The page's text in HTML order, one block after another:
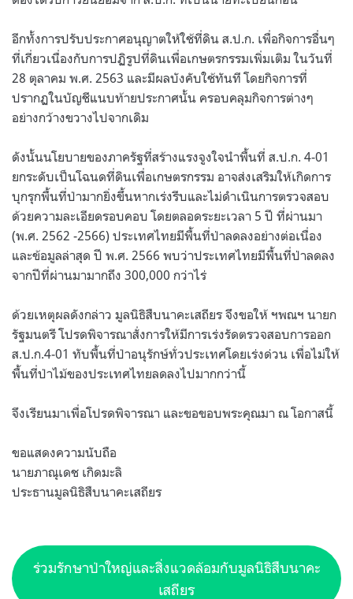
อีกทั้งการปรับประกาศอนุญาตให้ใช้ที่ดิน ส.ป.ก. เพื่อกิจการอื่นๆ
ที่เกี่ยวเนื่องกับการปฏิรูปที่ดินเพื่อเกษตรกรรมเพิ่มเติม ในวันที่
28 ตุลาคม พ.ศ. 2563 และมีผลบังคับใช้ทันที โดยกิจการที่
ปรากฏในบัญชีแนบท้ายประกาศนั้น ครอบคลุมกิจการต่างๆ
อย่างกว้างขวางไปจากเดิม
ดังนั้นนโยบายของภาครัฐที่สร้างแรงจูงใจนำพื้นที่ ส.ป.ก. 4-01
ยกระดับเป็นโฉนดที่ดินเพื่อเกษตรกรรม อาจส่งเสริมให้เกิดการ
บุกรุกพื้นที่ป่ามากยิ่งขึ้นหากเร่งรีบและไม่ดำเนินการตรวจสอบ
ด้วยความละเอียดรอบคอบ โดยตลอดระยะเวลา 5 ปี ที่ผ่านมา
(พ.ศ. 2562 -2566) ประเทศไทยมีพื้นที่ป่าลดลงอย่างต่อเนื่อง
และข้อมูลล่าสุด ปี พ.ศ. 2566 พบว่าประเทศไทยมีพื้นที่ป่าลดลง
จากปีที่ผ่านมามากถึง 300,000 กว่าไร่
ด้วยเหตุผลดังกล่าว มูลนิธิสืบนาคะเสถียร จึงขอให้ ฯพณฯ นายก
รัฐมนตรี โปรดพิจารณาสั่งการให้มีการเร่งรัดตรวจสอบการออก
ส.ป.ก.4-01 ทับพื้นที่ป่าอนุรักษ์ทั่วประเทศโดยเร่งด่วน เพื่อไม่ให้
พื้นที่ป่าไม้ของประเทศไทยลดลงไปมากกว่านี้
จึงเรียนมาเพื่อโปรดพิจารณา และขอขอบพระคุณมา ณ โอกาสนี้
ขอแสดงความนับถือ
นายภาณุเดช เกิดมะลิ
ประธานมูลนิธิสืบนาคะเสถียร
ร่วมรักษาป่าใหญ่และสิ่งแวดล้อมกับมูลนิธิสืบนาคะ
เสถียร